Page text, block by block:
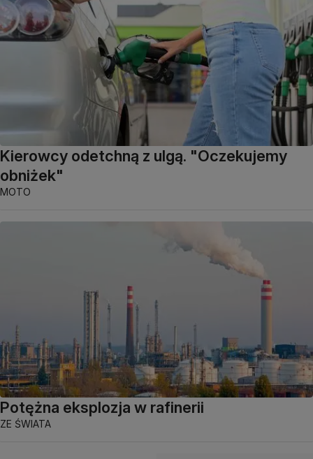
Kierowcy odetchną z ulgą. "Oczekujemy
obniżek"
MOTO
Potężna eksplozja w rafinerii
ZE ŚWIATA